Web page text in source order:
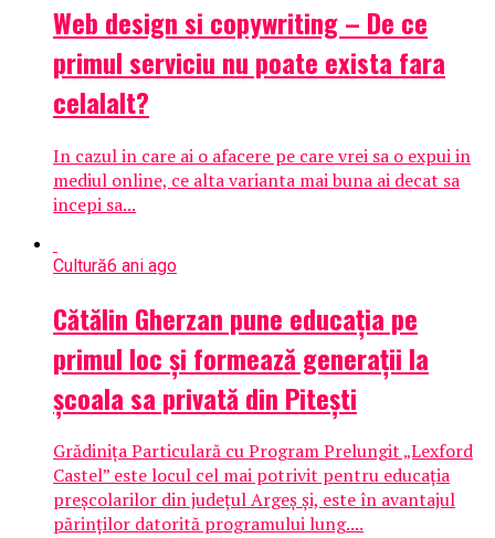
Web design si copywriting – De ce
primul serviciu nu poate exista fara
celalalt?
In cazul in care ai o afacere pe care vrei sa o expui in
mediul online, ce alta varianta mai buna ai decat sa
incepi sa...
Cultură6 ani ago
Cătălin Gherzan pune educaţia pe
primul loc şi formează generaţii la
şcoala sa privată din Piteşti
Grădinița Particulară cu Program Prelungit „Lexford
Castel” este locul cel mai potrivit pentru educația
preșcolarilor din județul Argeș și, este în avantajul
părinților datorită programului lung....